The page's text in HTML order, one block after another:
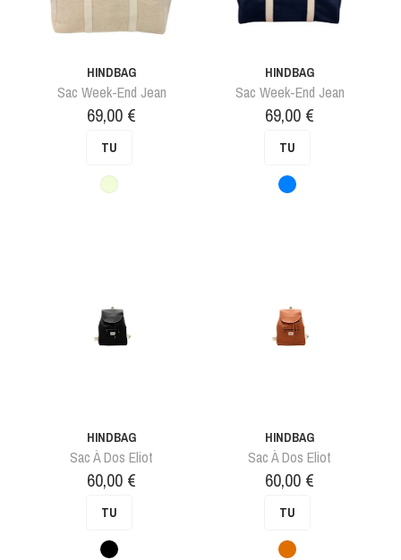
HINDBAG
Sac Week-End Jean
Prix
69,00 €
TU
Beige
HINDBAG
Sac Week-End Jean
Prix
69,00 €
TU
Bleu
HINDBAG
Sac À Dos Eliot
Prix
60,00 €
TU
Noir
HINDBAG
Sac À Dos Eliot
Prix
60,00 €
TU
Orangé